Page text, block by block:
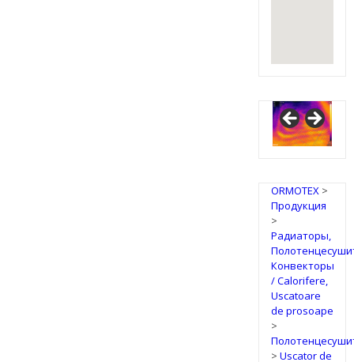
ORMOTEX>
Продукция
>
Радиаторы,
Конвекторы
/ Calorifere,
Uscatoare
de prosoape
>
> Uscator de